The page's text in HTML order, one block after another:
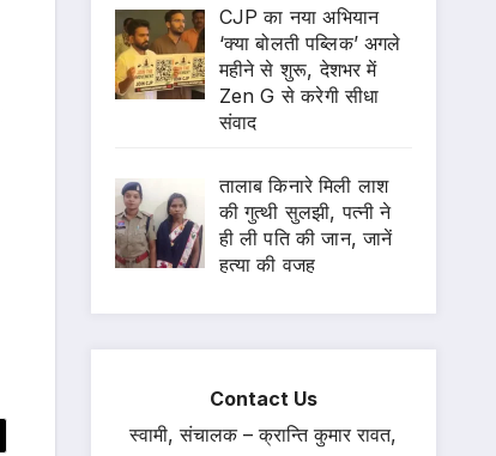
CJP का नया अभियान
‘क्या बोलती पब्लिक’ अगले
महीने से शुरू, देशभर में
Zen G से करेगी सीधा
संवाद
तालाब किनारे मिली लाश
की गुत्थी सुलझी, पत्नी ने
ही ली पति की जान, जानें
हत्या की वजह
Contact Us
स्वामी, संचालक – क्रान्ति कुमार रावत,